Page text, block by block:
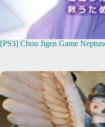
[PS3] Chou Jigen Game